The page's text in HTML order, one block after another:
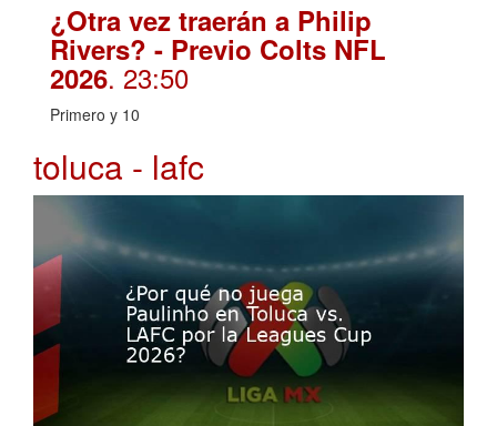
¿Otra vez traerán a Philip
Rivers? - Previo Colts NFL
2026. 23:50
Primero y 10
toluca - lafc